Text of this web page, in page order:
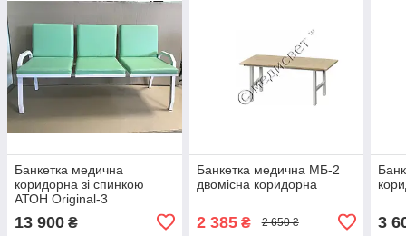
Банкетка медична
коридорна зі спинкою
АТОН Original-3
13 900 ₴
Банкетка медична МБ-2
двомісна коридорна
2 385₴ 2 650 ₴ 3